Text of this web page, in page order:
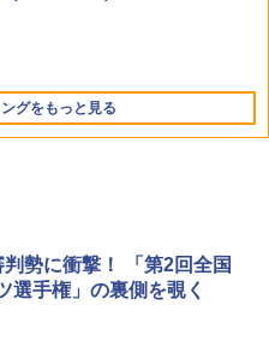
グをもっと見る
C® ケーブル
(Amazon.co.jp限定オリジ
収納ケース付きコレクション)
特典:オリジナル巾着＋メー
坤と離】二振りの剣、十翼よ
勢に衝撃！ 「第2回全国
選手権」の裏側を覗く